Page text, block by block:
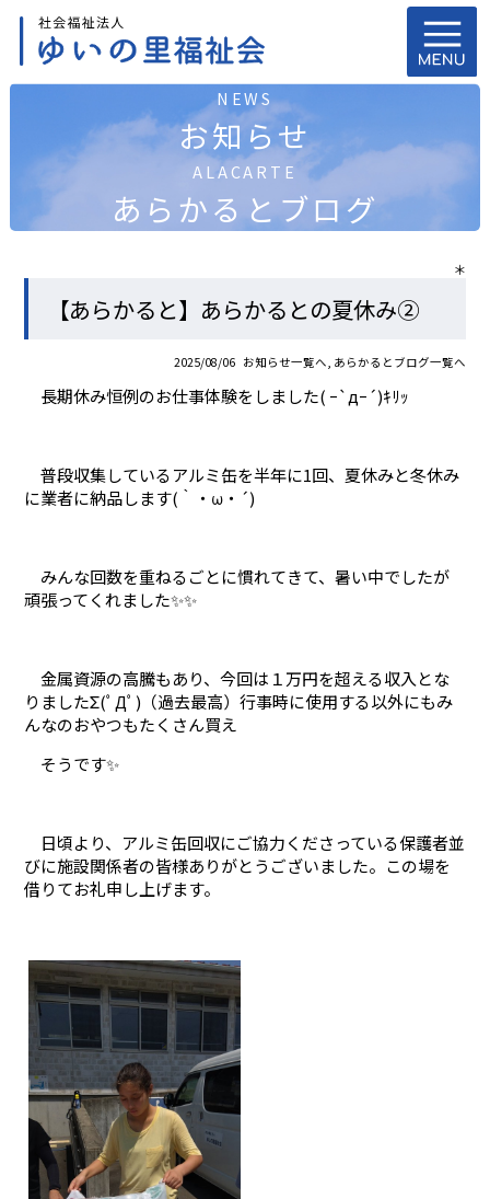
NEWS
お知らせ
ALACARTE
あらかるとブログ
＊
【あらかると】あらかるとの夏休み②
2025/08/06 お知らせ一覧へ あらかるとブログ一覧へ
長期休み恒例のお仕事体験をしました( ｰ`дｰ´)ｷﾘｯ
普段収集しているアルミ缶を半年に1回、夏休みと冬休み
に業者に納品します(｀・ω・´)
みんな回数を重ねるごとに慣れてきて、暑い中でしたが
頑張ってくれました✨✨
金属資源の高騰もあり、今回は１万円を超える収入とな
りましたΣ(ﾟДﾟ)（過去最高）行事時に使用する以外にもみ
んなのおやつもたくさん買え
そうです✨
日頃より、アルミ缶回収にご協力くださっている保護者並
びに施設関係者の皆様ありがとうございました。この場を
借りてお礼申し上げます。